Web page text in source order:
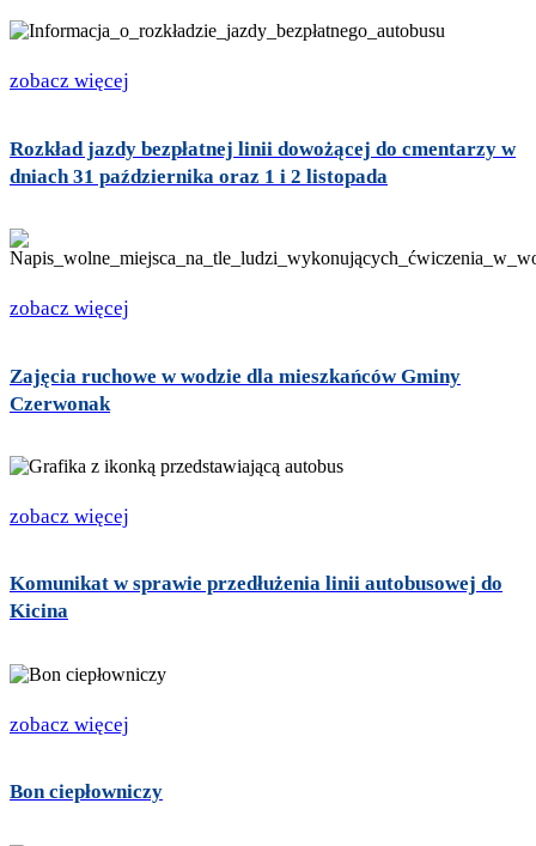
zobacz więcej
Rozkład jazdy bezpłatnej linii dowożącej do cmentarzy w
dniach 31 października oraz 1 i 2 listopada
zobacz więcej
Zajęcia ruchowe w wodzie dla mieszkańców Gminy
Czerwonak
zobacz więcej
Komunikat w sprawie przedłużenia linii autobusowej do
Kicina
zobacz więcej
Bon ciepłowniczy